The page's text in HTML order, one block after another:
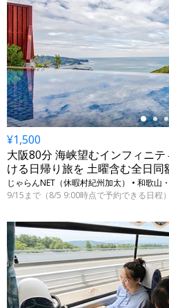
←
¥1,500
大阪80分 海峡望むインフィニ
ける日帰り旅を 土曜含む全日同
じゃらんNET（休暇村紀州加太） • 和歌山
9/15まで（8/5 9:00時点で予約できる日程）